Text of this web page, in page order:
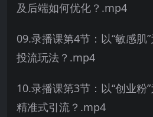
及后端如何优化？.mp4
09.录播课第4节：以“敏感肌
投流玩法？.mp4
10.录播课第3节：以“创业粉
精准式引流？.mp4